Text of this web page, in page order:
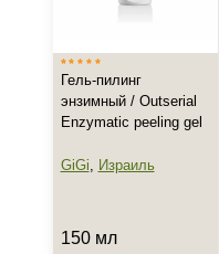
Гель-пилинг
энзимный / Outserial
Enzymatic peeling gel
GiGi, Израиль
150 мл